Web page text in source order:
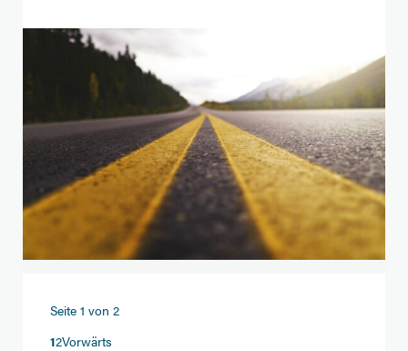
Pendlerpauschale
Seite 1 von 2
12Vorwärts